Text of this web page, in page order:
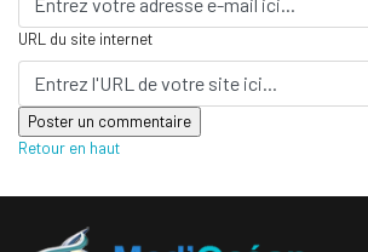
URL du site internet
Retour en haut